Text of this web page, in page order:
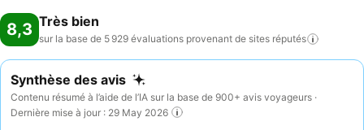
8,3 Très bien
sur la base de 5 929 évaluations provenant de sites réputés
Synthèse des avis
Contenu résumé à l’aide de l’IA sur la base de 900+ avis voyageurs ·
Dernière mise à jour : 29 May 2026